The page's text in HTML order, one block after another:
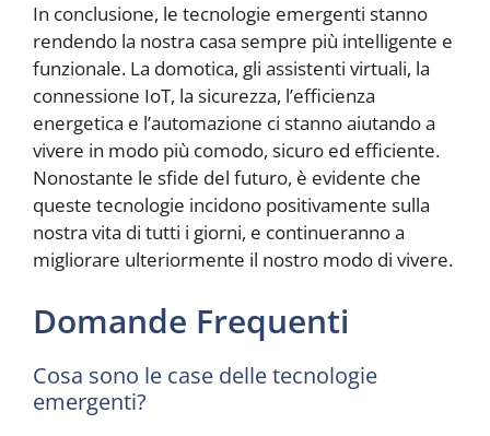
In conclusione, le tecnologie emergenti stanno
rendendo la nostra casa sempre più intelligente e
funzionale. La domotica, gli assistenti virtuali, la
connessione IoT, la sicurezza, l’efficienza
energetica e l’automazione ci stanno aiutando a
vivere in modo più comodo, sicuro ed efficiente.
Nonostante le sfide del futuro, è evidente che
queste tecnologie incidono positivamente sulla
nostra vita di tutti i giorni, e continueranno a
migliorare ulteriormente il nostro modo di vivere.
Domande Frequenti
Cosa sono le case delle tecnologie
emergenti?